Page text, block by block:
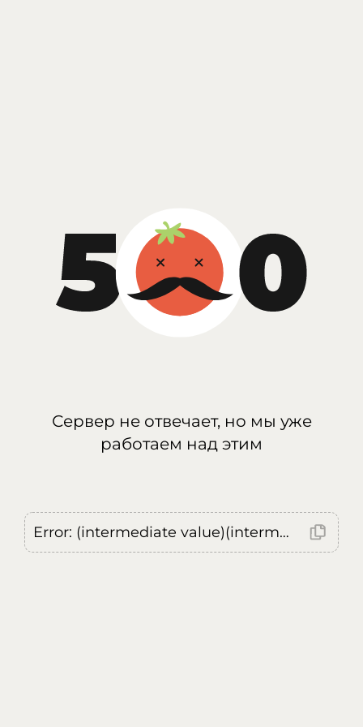
Сервер не отвечает, но мы уже
работаем над этим
Error: (intermediate value)(intermediate value)(intermediate value).replaceAll is not a function